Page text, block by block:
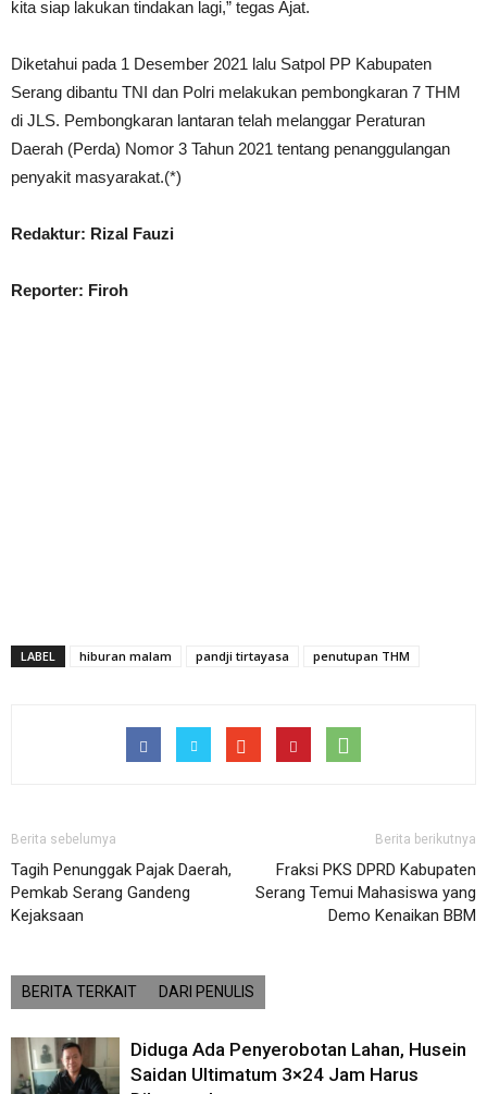
kita siap lakukan tindakan lagi,” tegas Ajat.
Diketahui pada 1 Desember 2021 lalu Satpol PP Kabupaten
Serang dibantu TNI dan Polri melakukan pembongkaran 7 THM
di JLS. Pembongkaran lantaran telah melanggar Peraturan
Daerah (Perda) Nomor 3 Tahun 2021 tentang penanggulangan
penyakit masyarakat.(*)
Redaktur: Rizal Fauzi
Reporter: Firoh
LABEL hiburan malam pandji tirtayasa penutupan THM
Berita sebelumya
Tagih Penunggak Pajak Daerah,
Pemkab Serang Gandeng
Kejaksaan
Berita berikutnya
Fraksi PKS DPRD Kabupaten
Serang Temui Mahasiswa yang
Demo Kenaikan BBM
BERITA TERKAIT DARI PENULIS
Diduga Ada Penyerobotan Lahan, Husein
Saidan Ultimatum 3×24 Jam Harus